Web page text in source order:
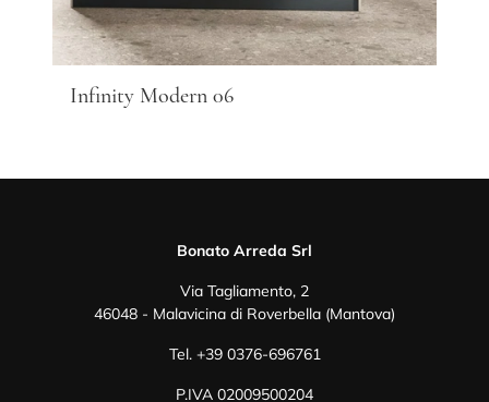
Infinity Modern 06
Bonato Arreda Srl
Via Tagliamento, 2
46048 - Malavicina di Roverbella (Mantova)
Tel. +39 0376-696761
P.IVA 02009500204